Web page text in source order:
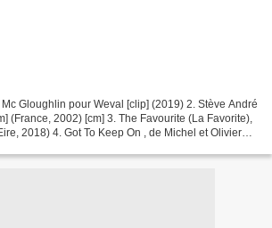
Gloughlin pour Weval [clip] (2019) 2. Stève André
(France, 2002) [cm] 3. The Favourite (La Favorite),
2018) 4. Got To Keep On , de Michel et Olivier